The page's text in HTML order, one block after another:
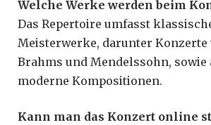
Welche Werke werden beim
Das Repertoire umfasst
Meisterwerke, darunter Konzerte
Brahms und Mendelssohn, sowie
moderne Kompositionen.
Kann man das Konzert online